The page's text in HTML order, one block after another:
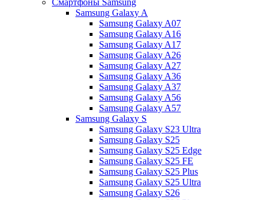
Смартфоны Samsung
Samsung Galaxy A
Samsung Galaxy A07
Samsung Galaxy A16
Samsung Galaxy A17
Samsung Galaxy A26
Samsung Galaxy A27
Samsung Galaxy A36
Samsung Galaxy A37
Samsung Galaxy A56
Samsung Galaxy A57
Samsung Galaxy S
Samsung Galaxy S23 Ultra
Samsung Galaxy S25
Samsung Galaxy S25 Edge
Samsung Galaxy S25 FE
Samsung Galaxy S25 Plus
Samsung Galaxy S25 Ultra
Samsung Galaxy S26